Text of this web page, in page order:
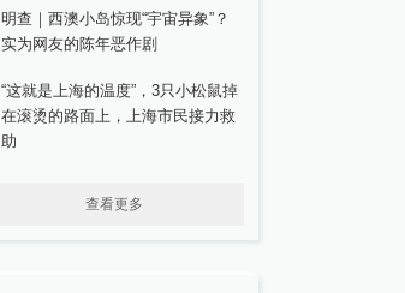
明查｜西澳小岛惊现“宇宙异象”？
实为网友的陈年恶作剧
“这就是上海的温度”，3只小松鼠掉
在滚烫的路面上，上海市民接力救
助
查看更多